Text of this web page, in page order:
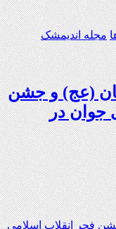
مجله اندیمشک
(عج) و جشن
جوان در